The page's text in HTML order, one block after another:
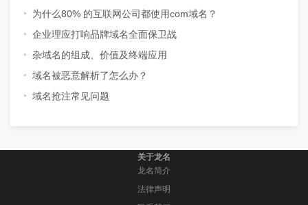
考
为什么80% 的互联网公司都使用com域名？
企业理应打响品牌域名全面保卫战
杂域名的组成、价值及终端应用
域名被恶意解析了怎么办？
域名抢注常见问题
关于龙名
龙名简介
法律声明